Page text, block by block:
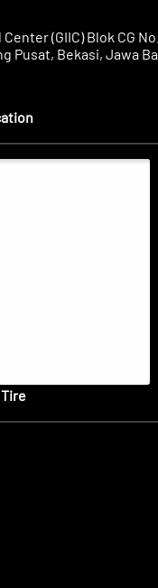
(GIIC) Blok CG
Pusat, Bekasi, Jawa